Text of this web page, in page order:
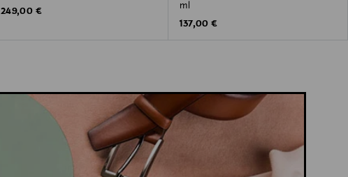
Original Price
249,00 €
ml
Original Price
137,00 €